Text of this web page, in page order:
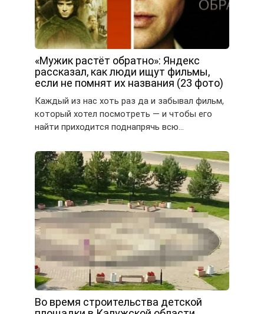
«Мужик растёт обратно»: Яндекс
рассказал, как люди ищут фильмы,
если не помнят их названия (23 фото)
Каждый из нас хоть раз да и забывал фильм,
который хотел посмотреть — и чтобы его
найти приходится поднапрячь всю…
Во время строительства детской